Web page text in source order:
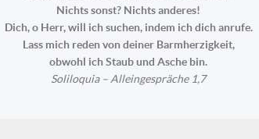
Nichts sonst? Nichts anderes!
Dich, o Herr, will ich suchen, indem ich dich anrufe.
Lass mich reden von deiner Barmherzigkeit,
obwohl ich Staub und Asche bin.
Soliloquia – Alleingespräche 1,7